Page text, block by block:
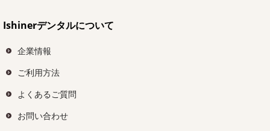
Ishinerデンタルについて
企業情報
ご利用方法
よくあるご質問
お問い合わせ